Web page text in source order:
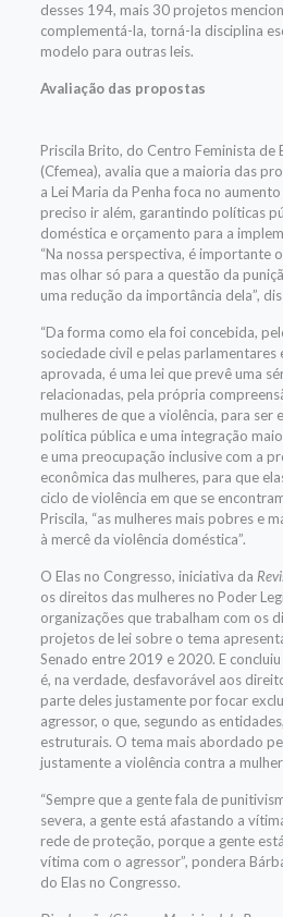
desses 194, mais 30 projetos
complementá-la, torná-la disciplina
modelo para outras leis.
Avaliação das propostas
Priscila Brito, do Centro Feminista de
(Cfemea), avalia que a maioria das
a Lei Maria da Penha foca no
preciso ir além, garantindo políticas
doméstica e orçamento para a
“Na nossa perspectiva, é importante
mas olhar só para a questão da
uma redução da importância dela”,
“Da forma como ela foi concebida,
sociedade civil e pelas
aprovada, é uma lei que prevê uma
relacionadas, pela própria
mulheres de que a violência, para ser
política pública e uma integração
e uma preocupação inclusive com a
econômica das mulheres, para que
ciclo de violência em que se
Priscila, “as mulheres mais pobres e
à mercê da violência doméstica”.
O Elas no Congresso, iniciativa da
os direitos das mulheres no Poder
organizações que trabalham com os
projetos de lei sobre o tema
Senado entre 2019 e 2020. E
é, na verdade, desfavorável aos
parte deles justamente por focar
agressor, o que, segundo as
estruturais. O tema mais abordado
justamente a violência contra a
“Sempre que a gente fala de
severa, a gente está afastando a
rede de proteção, porque a gente
vítima com o agressor”, pondera
do Elas no Congresso.